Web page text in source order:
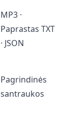
MP3 ·
Paprastas TXT
· JSON
Pagrindinės
santraukos